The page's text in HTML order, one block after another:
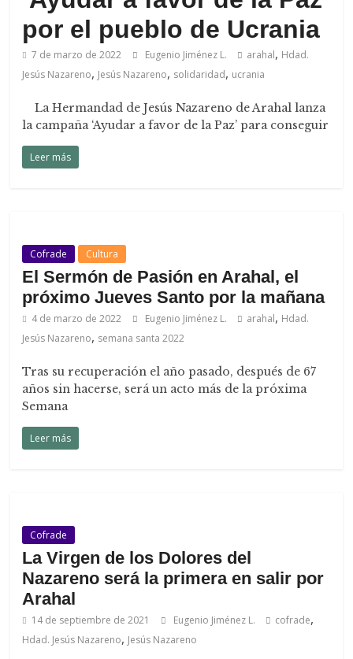
por el pueblo de Ucrania
7 de marzo de 2022 Eugenio Jiménez L. arahal, Hdad.
Jesús Nazareno, Jesús Nazareno, solidaridad, ucrania
La Hermandad de Jesús Nazareno de Arahal lanza
la campaña ‘Ayudar a favor de la Paz’ para conseguir
Leer más
Cofrade Cultura
El Sermón de Pasión en Arahal, el
próximo Jueves Santo por la mañana
4 de marzo de 2022 Eugenio Jiménez L. arahal, Hdad.
Jesús Nazareno, semana santa 2022
Tras su recuperación el año pasado, después de 67
años sin hacerse, será un acto más de la próxima
Semana
Leer más
Cofrade
La Virgen de los Dolores del
Nazareno será la primera en salir por
Arahal
14 de septiembre de 2021 Eugenio Jiménez L. cofrade,
Hdad. Jesús Nazareno, Jesús Nazareno